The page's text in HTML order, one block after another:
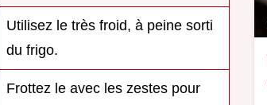
Utilisez le très froid, à peine sorti
du frigo.
Frottez le avec les zestes pour